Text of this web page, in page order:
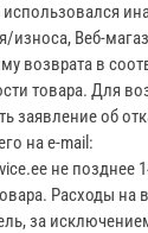
износа,
возврата в
товара. Для
заявление об
на e‑mail:
не позднее
Расходы на
за